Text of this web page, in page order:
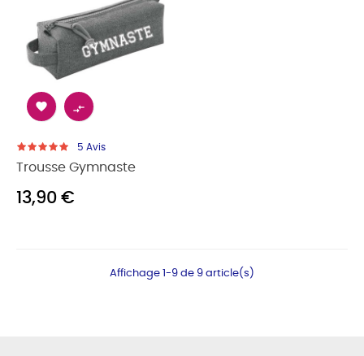
 
5 Avis
Trousse Gymnaste
13,90 €
Affichage 1-9 de 9 article(s)